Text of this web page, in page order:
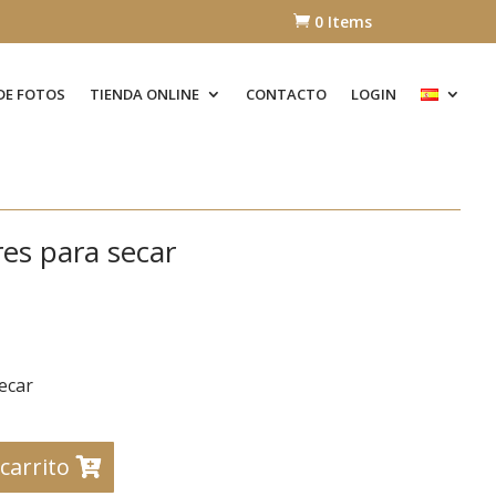
 0 Items
FOTOS TIENDA ONLINE CONTACTO LOGIN
para secar